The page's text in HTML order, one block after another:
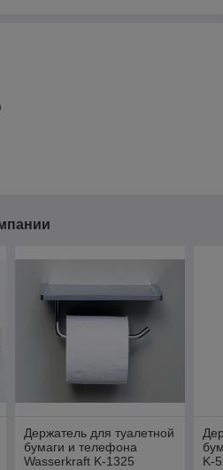
Держатель для туалетной
бумаги и телефона
Wasserkraft K-1325
K-